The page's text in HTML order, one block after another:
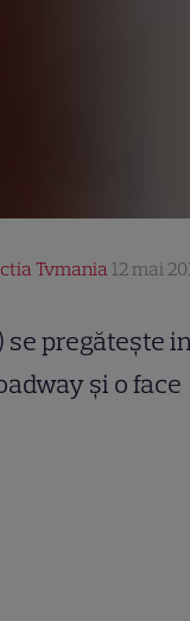
Tvmania 12 mai
se pregăteşte
şi o face